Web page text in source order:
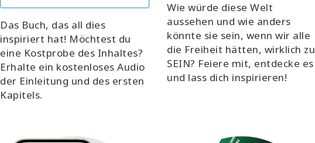
Das Buch, das all dies
inspiriert hat! Möchtest du
eine Kostprobe des Inhaltes?
Erhalte ein kostenloses Audio
der Einleitung und des ersten
Kapitels.
Wie würde diese Welt
aussehen und wie anders
könnte sie sein, wenn wir alle
die Freiheit hätten, wirklich zu
SEIN? Feiere mit, entdecke es
und lass dich inspirieren!